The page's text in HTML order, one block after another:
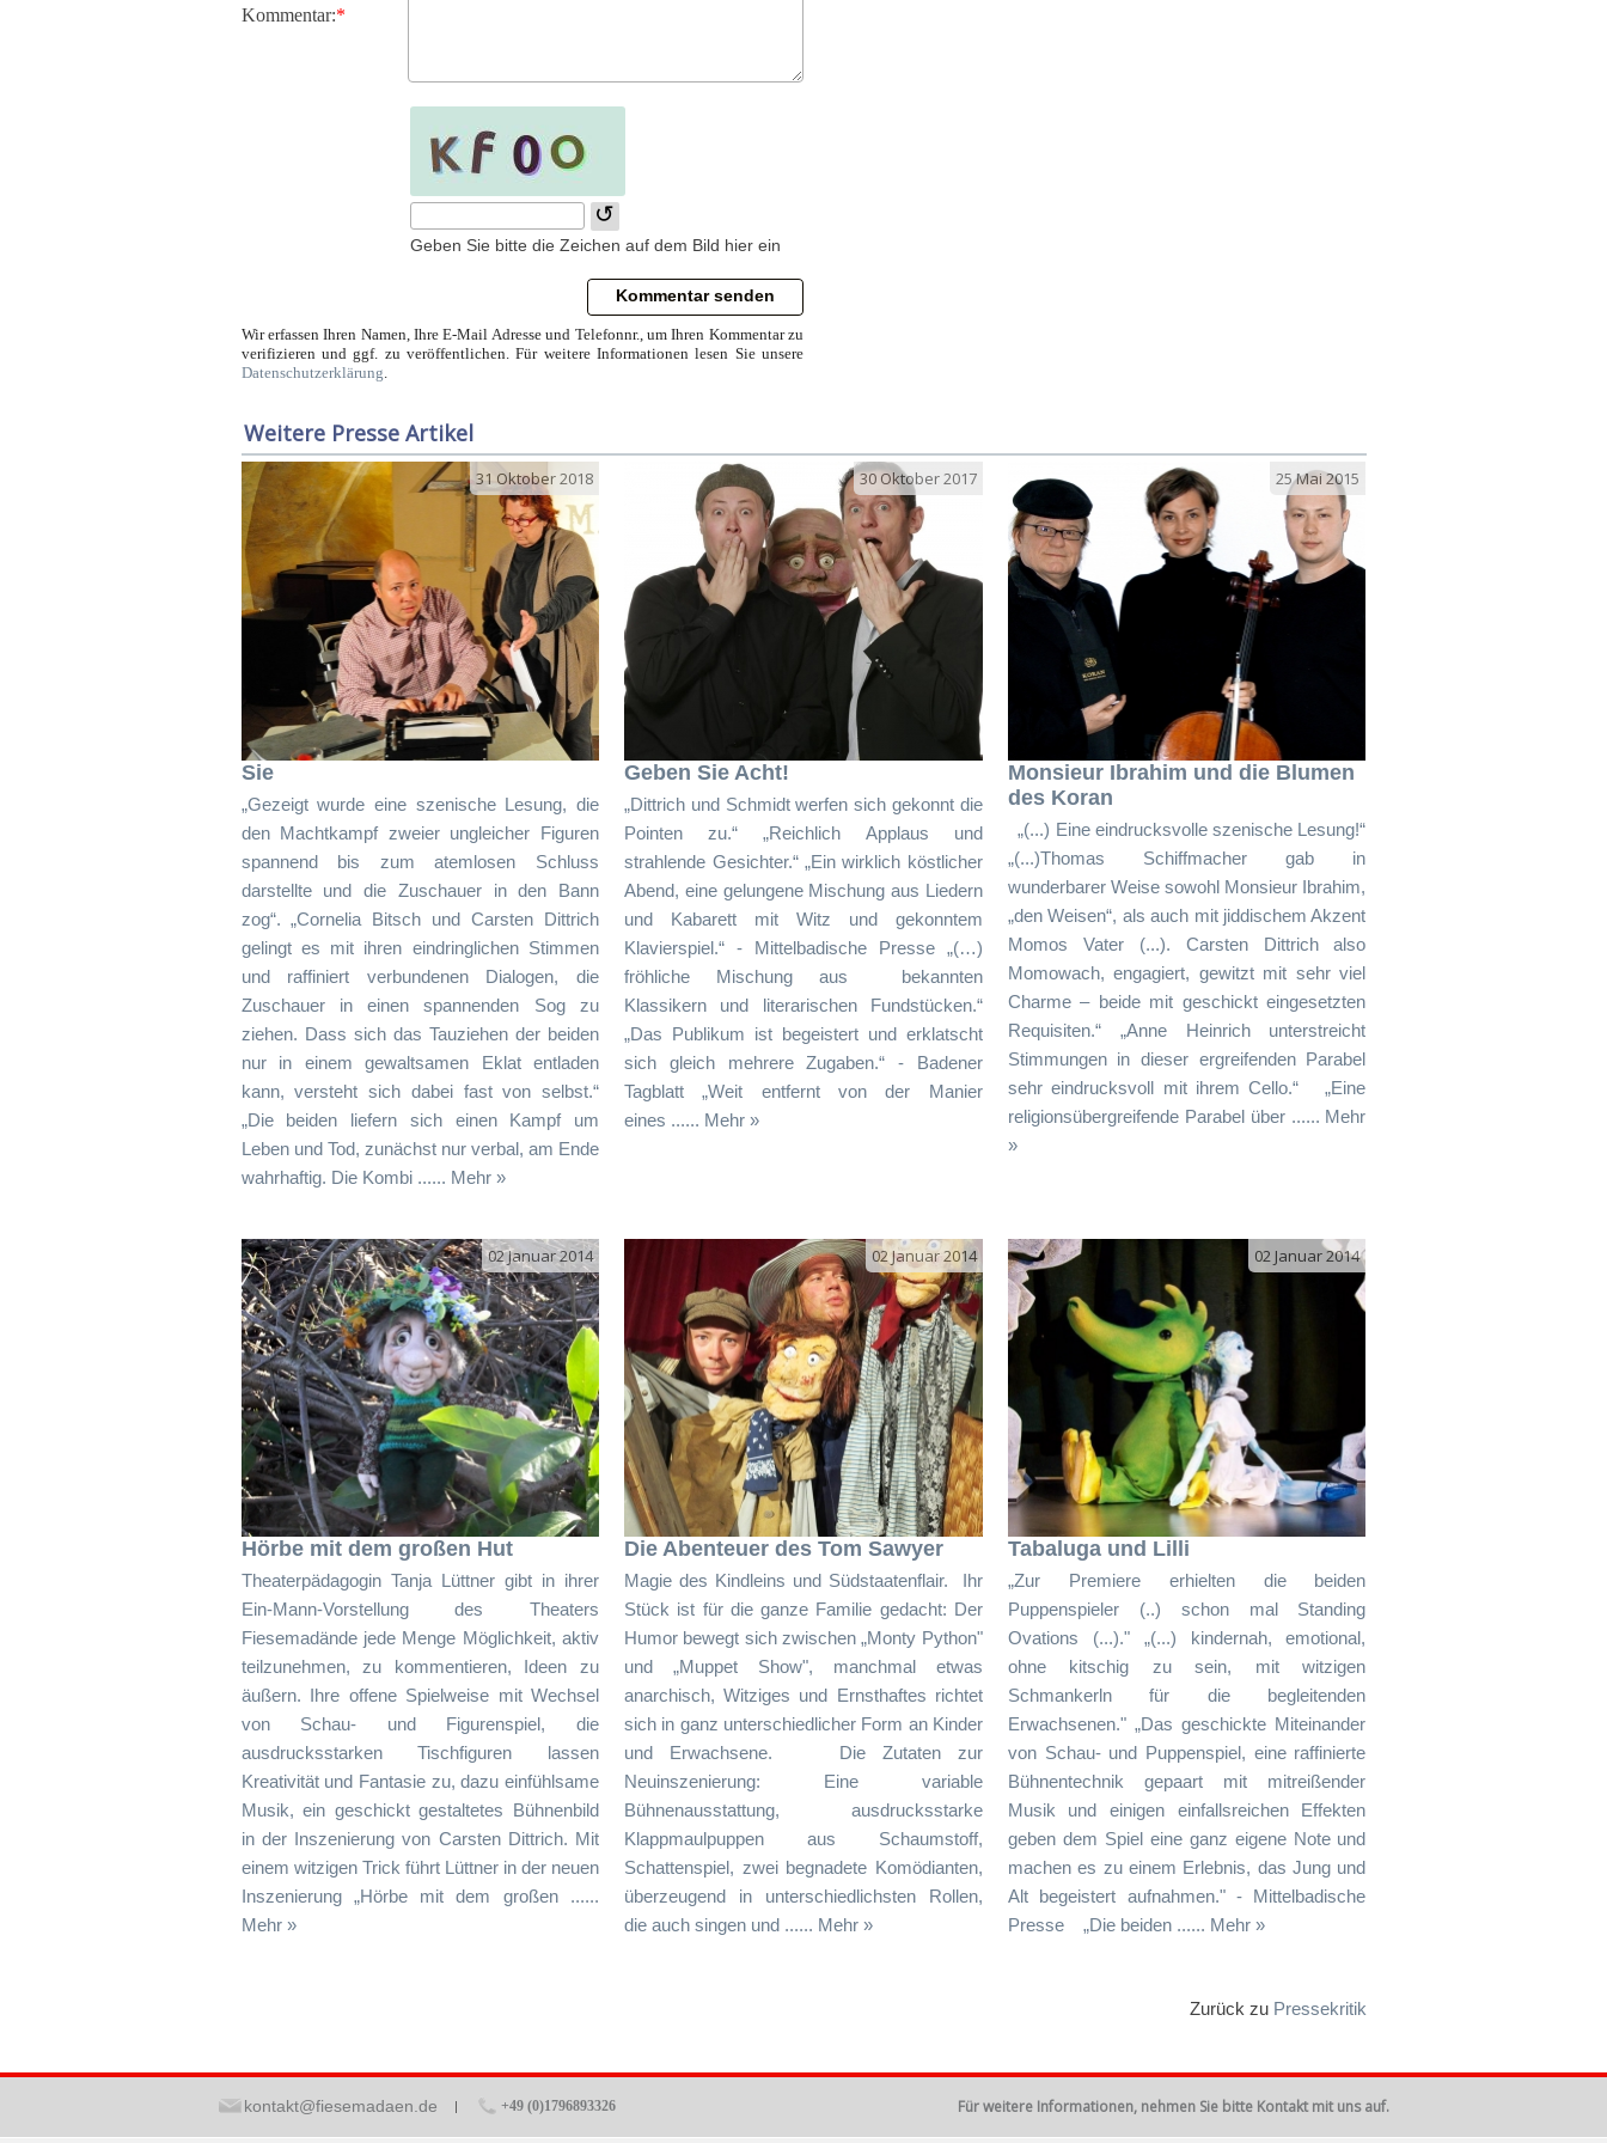
Kommentar:*
↺
Geben Sie bitte die Zeichen auf dem Bild hier ein
Wir erfassen Ihren Namen, Ihre E-Mail Adresse und Telefonnr., um Ihren Kommentar zu
verifizieren und ggf. zu veröffentlichen. Für weitere Informationen lesen Sie unsere
Datenschutzerklärung.
Weitere Presse Artikel
31 Oktober 2018
Sie
„Gezeigt wurde eine szenische Lesung, die
den Machtkampf zweier ungleicher Figuren
spannend bis zum atemlosen Schluss
darstellte und die Zuschauer in den Bann
zog“. „Cornelia Bitsch und Carsten Dittrich
gelingt es mit ihren eindringlichen Stimmen
und raffiniert verbundenen Dialogen, die
Zuschauer in einen spannenden Sog zu
ziehen. Dass sich das Tauziehen der beiden
nur in einem gewaltsamen Eklat entladen
kann, versteht sich dabei fast von selbst.“
„Die beiden liefern sich einen Kampf um
Leben und Tod, zunächst nur verbal, am Ende
wahrhaftig. Die Kombi ...... Mehr »
30 Oktober 2017
Geben Sie Acht!
„Dittrich und Schmidt werfen sich gekonnt die
Pointen zu.“ „Reichlich Applaus und
strahlende Gesichter.“ „Ein wirklich köstlicher
Abend, eine gelungene Mischung aus Liedern
und Kabarett mit Witz und gekonntem
Klavierspiel.“ - Mittelbadische Presse „(…)
fröhliche Mischung aus bekannten
Klassikern und literarischen Fundstücken.“
„Das Publikum ist begeistert und erklatscht
sich gleich mehrere Zugaben.“ - Badener
Tagblatt „Weit entfernt von der Manier
eines ...... Mehr »
25 Mai 2015
Monsieur Ibrahim und die Blumen
des Koran
„(...) Eine eindrucksvolle szenische Lesung!“
„(...)Thomas Schiffmacher gab in
wunderbarer Weise sowohl Monsieur Ibrahim,
„den Weisen“, als auch mit jiddischem Akzent
Momos Vater (...). Carsten Dittrich also
Momowach, engagiert, gewitzt mit sehr viel
Charme – beide mit geschickt eingesetzten
Requisiten.“ „Anne Heinrich unterstreicht
Stimmungen in dieser ergreifenden Parabel
sehr eindrucksvoll mit ihrem Cello.“ „Eine
religionsübergreifende Parabel über ...... Mehr
»
02 Januar 2014
Hörbe mit dem großen Hut
Theaterpädagogin Tanja Lüttner gibt in ihrer
Ein-Mann-Vorstellung des Theaters
Fiesemadände jede Menge Möglichkeit, aktiv
teilzunehmen, zu kommentieren, Ideen zu
äußern. Ihre offene Spielweise mit Wechsel
von Schau- und Figurenspiel, die
ausdrucksstarken Tischfiguren lassen
Kreativität und Fantasie zu, dazu einfühlsame
Musik, ein geschickt gestaltetes Bühnenbild
in der Inszenierung von Carsten Dittrich. Mit
einem witzigen Trick führt Lüttner in der neuen
Inszenierung „Hörbe mit dem großen ......
Mehr »
02 Januar 2014
Die Abenteuer des Tom Sawyer
Magie des Kindleins und Südstaatenflair. Ihr
Stück ist für die ganze Familie gedacht: Der
Humor bewegt sich zwischen „Monty Python"
und „Muppet Show", manchmal etwas
anarchisch, Witziges und Ernsthaftes richtet
sich in ganz unterschiedlicher Form an Kinder
und Erwachsene. Die Zutaten zur
Neuinszenierung: Eine variable
Bühnenausstattung, ausdrucksstarke
Klappmaulpuppen aus Schaumstoff,
Schattenspiel, zwei begnadete Komödianten,
überzeugend in unterschiedlichsten Rollen,
die auch singen und ...... Mehr »
02 Januar 2014
Tabaluga und Lilli
„Zur Premiere erhielten die beiden
Puppenspieler (..) schon mal Standing
Ovations (...)." „(...) kindernah, emotional,
ohne kitschig zu sein, mit witzigen
Schmankerln für die begleitenden
Erwachsenen." „Das geschickte Miteinander
von Schau- und Puppenspiel, eine raffinierte
Bühnentechnik gepaart mit mitreißender
Musik und einigen einfallsreichen Effekten
geben dem Spiel eine ganz eigene Note und
machen es zu einem Erlebnis, das Jung und
Alt begeistert aufnahmen." - Mittelbadische
Presse „Die beiden ...... Mehr »
Zurück zu Pressekritik
Für weitere Informationen, nehmen Sie bitte Kontakt mit uns auf.
kontakt@fiesemadaen.de +49 (0)1796893326